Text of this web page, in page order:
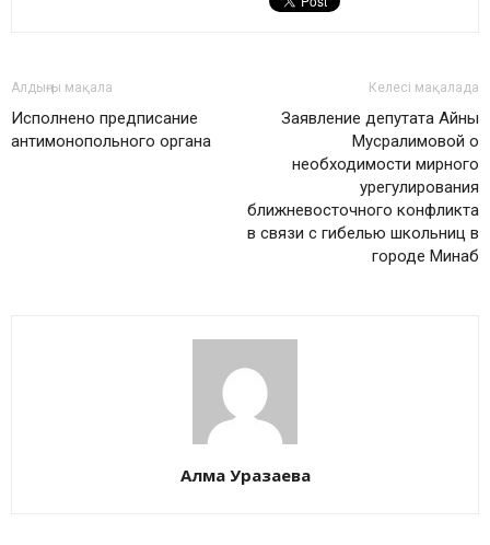
Алдыңғы мақала
Исполнено предписание
антимонопольного органа
Келесі мақалада
Заявление депутата Айны
Мусралимовой о
необходимости мирного
урегулирования
ближневосточного конфликта
в связи с гибелью школьниц в
городе Минаб
Алма Уразаева